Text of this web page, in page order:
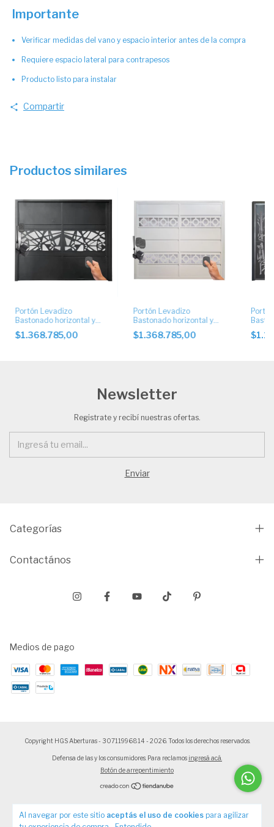
Al navegar por este sitio aceptás el uso de cookies para agilizar
Importante
Verificar medidas del vano y espacio interior antes de la compra
Requiere espacio lateral para contrapesos
Producto listo para instalar
Compartir
Productos similares
Portón Levadizo
Bastonado horizontal y
chapa artística
automático. Art. 1051
$1.368.785,00
Portón Levadizo
Bastonado horizontal y
chapa artística
automáticos
$1.368.785,00
Newsletter
Registrate y recibí nuestras ofertas.
Categorías
Contactános
Medios de pago
Copyright HGS Aberturas - 30711996814 - 2026. Todos los derechos reservados.
Defensa de las y los consumidores. Para reclamos ingresá acá.
Botón de arrepentimiento